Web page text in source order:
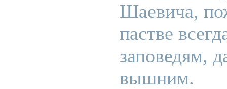
Шаевича,
пастве
заповедям,
вышним.